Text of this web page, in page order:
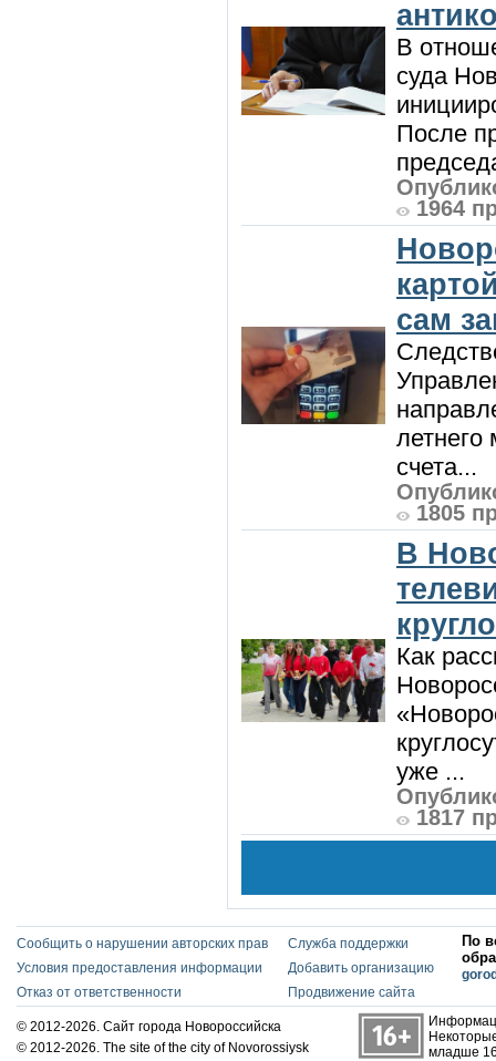
В
суда
После
1964
сам
летнего
счета...
1805
В
Как
уже ...
1817
Сообщить о нарушении авторских прав
Условия предоставления информации
Отказ от ответственности
Служба поддержки
Добавить организацию
Продвижение сайта
По
© 2012-2026. Сайт города Новороссийска
© 2012-2026. The site of the city of Novorossiysk
младше